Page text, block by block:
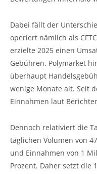
Dabei fällt der
operiert nämlich als
erzielte 2025 einen
Gebühren. Polymarket
überhaupt
wenige Monate alt. Seit
Einnahmen laut
Dennoch relativiert die
täglichen Volumen von
und Einnahmen von 1
Prozent. Daher setzt die